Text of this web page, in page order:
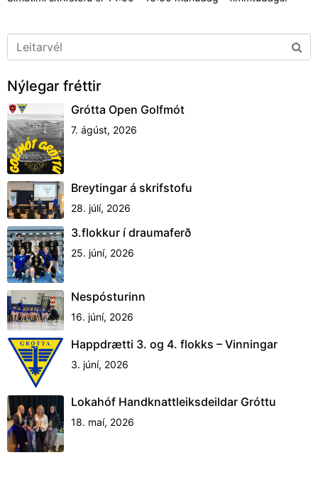
Nýlegar fréttir
Grótta Open Golfmót
7. ágúst, 2026
Breytingar á skrifstofu
28. júlí, 2026
3.flokkur í draumaferð
25. júní, 2026
Nespósturinn
16. júní, 2026
Happdrætti 3. og 4. flokks – Vinningar
3. júní, 2026
Lokahóf Handknattleiksdeildar Gróttu
18. maí, 2026